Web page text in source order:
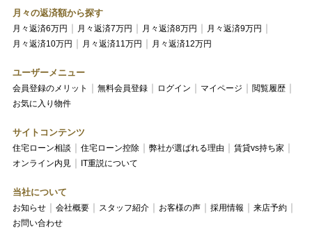
月々の返済額から探す
月々返済6万円 月々返済7万円 月々返済8万円
月々返済9万円
月々返済10万円
月々返済11万円 月々返済12万円
ユーザーメニュー
会員登録のメリット 無料会員登録 ログイン マイページ
閲覧履歴
お気に入り物件
サイトコンテンツ
住宅ローン相談 住宅ローン控除 弊社が選ばれる理由
賃貸vs持ち家
オンライン内見
IT重説について
当社について
お知らせ 会社概要 スタッフ紹介 お客様の声 採用情報
来店予約
お問い合わせ